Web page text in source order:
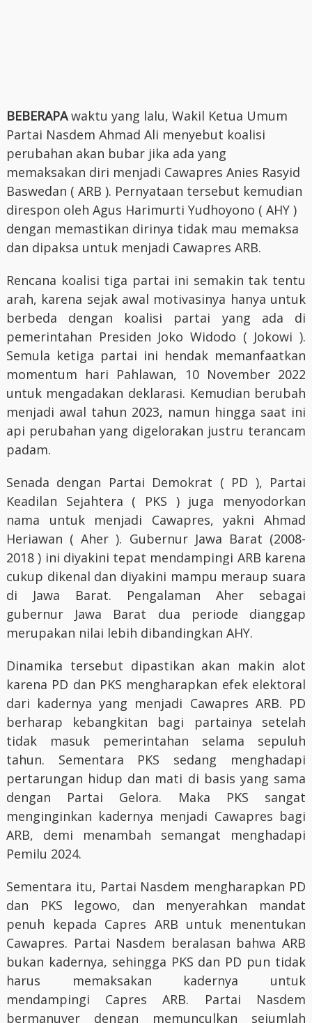
BEBERAPAwaktu yang lalu, Wakil Ketua Umum
Partai Nasdem Ahmad Ali menyebut koalisi
perubahan akan bubar jika ada yang
memaksakan diri menjadi Cawapres Anies Rasyid
Baswedan ( ARB ). Pernyataan tersebut kemudian
direspon oleh Agus Harimurti Yudhoyono ( AHY )
dengan memastikan dirinya tidak mau memaksa
dan dipaksa untuk menjadi Cawapres ARB.
Rencana koalisi tiga partai ini semakin tak tentu
arah, karena sejak awal motivasinya hanya untuk
berbeda dengan koalisi partai yang ada di
pemerintahan Presiden Joko Widodo ( Jokowi ).
Semula ketiga partai ini hendak memanfaatkan
momentum hari Pahlawan, 10 November 2022
untuk mengadakan deklarasi. Kemudian berubah
menjadi awal tahun 2023, namun hingga saat ini
api perubahan yang digelorakan justru terancam
padam.
Senada dengan Partai Demokrat ( PD ), Partai
Keadilan Sejahtera ( PKS ) juga menyodorkan
nama untuk menjadi Cawapres, yakni Ahmad
Heriawan ( Aher ). Gubernur Jawa Barat (2008-
2018 ) ini diyakini tepat mendampingi ARB karena
cukup dikenal dan diyakini mampu meraup suara
di Jawa Barat. Pengalaman Aher sebagai
gubernur Jawa Barat dua periode dianggap
merupakan nilai lebih dibandingkan AHY.
Dinamika tersebut dipastikan akan makin alot
karena PD dan PKS mengharapkan efek elektoral
dari kadernya yang menjadi Cawapres ARB. PD
berharap kebangkitan bagi partainya setelah
tidak masuk pemerintahan selama sepuluh
tahun. Sementara PKS sedang menghadapi
pertarungan hidup dan mati di basis yang sama
dengan Partai Gelora. Maka PKS sangat
menginginkan kadernya menjadi Cawapres bagi
ARB, demi menambah semangat menghadapi
Pemilu 2024.
Sementara itu, Partai Nasdem mengharapkan PD
dan PKS legowo, dan menyerahkan mandat
penuh kepada Capres ARB untuk menentukan
Cawapres. Partai Nasdem beralasan bahwa ARB
bukan kadernya, sehingga PKS dan PD pun tidak
harus memaksakan kadernya untuk
mendampingi Capres ARB. Partai Nasdem
bermanuver dengan memunculkan sejumlah